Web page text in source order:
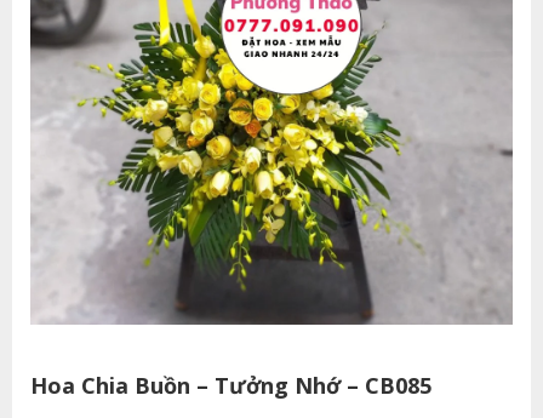
Hoa Chia Buồn – Tưởng Nhớ – CB085